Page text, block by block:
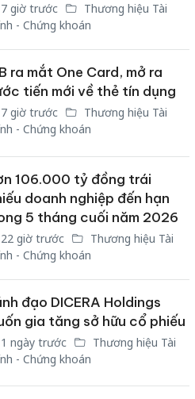
7 giờ trước
Thương hiệu Tài
- Chứng khoán
ra mắt One Card, mở ra
tiến mới về thẻ tín dụng
7 giờ trước
Thương hiệu Tài
- Chứng khoán
106.000 tỷ đồng trái
doanh nghiệp đến hạn
5 tháng cuối năm 2026
22 giờ trước
Thương hiệu Tài
- Chứng khoán
đạo DICERA Holdings
gia tăng sở hữu cổ phiếu
1 ngày trước
Thương hiệu Tài
- Chứng khoán